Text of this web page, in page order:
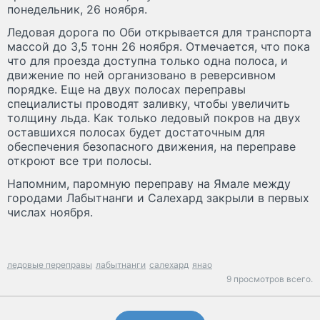
понедельник, 26 ноября.
Ледовая дорога по Оби открывается для транспорта
массой до 3,5 тонн 26 ноября. Отмечается, что пока
что для проезда доступна только одна полоса, и
движение по ней организовано в реверсивном
порядке. Еще на двух полосах переправы
специалисты проводят заливку, чтобы увеличить
толщину льда. Как только ледовый покров на двух
оставшихся полосах будет достаточным для
обеспечения безопасного движения, на переправе
откроют все три полосы.
Напомним, паромную переправу на Ямале между
городами Лабытнанги и Салехард закрыли в первых
числах ноября.
ледовые переправы лабытнанги салехард янао
9 просмотров всего.